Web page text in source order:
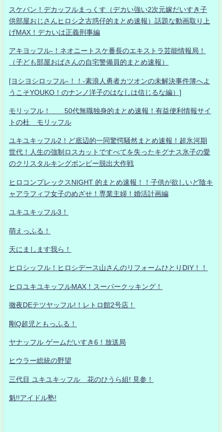
スケバン！デカッフルまっくす（デカい強い2次元嫁だいすき子
供部屋おじさんヒロシ之古惑仔的まとめ速報）話題な動画取り上
げMAX！デカいは正義刑事編
アキヨッフル-！ネオニートスケ番長のエキストラ芸能情報局！
（子ども部屋おばさんの自宅警備員的まとめ速報）
[ヨシヨシロッフル-！！-素浪人勇者カツオンの未解決事件簿へよ
うこそYOUKO！のナンノ洋子のはなしは信じるな編）]
モリッフル！ 50代無職独身的まとめ速報！有益便利情報サイ
トの杜 モリッフル
ユキユキッフル2！ど底辺的一同驚愕騒然まとめ速報！超氷河期
世代！人生の強制ロスカットですべてを失ったキグナス氷子の愛
のクリスタルキングボンビー脱出大作戦
ヒロコンプレックスNIGHT 的まとめ速報！！子供が欲しいど陰キ
ャアラフィフ女子のめざせ！専業主婦！婚活計画編
ユキユキッフル3！
萌えっふる！
天にまします我ら！
ヒロシッフル！ヒロシデース山さんのリフォームひとりDIY！！
ヒロユキユキッフルMAX！スーパークッキング！
徹夜DEテツヤッフル!！レトロ館2号店！
剛Q超児ともっふる！
ヤナッフル ゲームだいすき6！放送局
ヒウラー総統の野望
三代目 ユキユキッフル 花のひうら組! 見参！
魁!!アイドル塾!